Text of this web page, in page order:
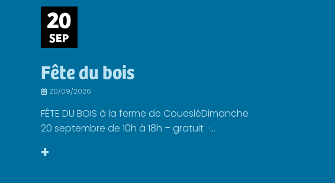
20
SEP
Fête du bois
20/09/2026
FÊTE DU BOIS à la ferme de CouesléDimanche
20 septembre de 10h à 18h – gratuit ·...
+